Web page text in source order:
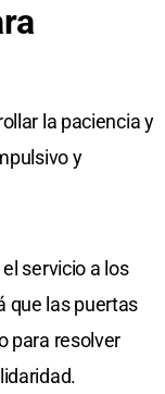
la paciencia y
y
servicio a los
que las puertas
para resolver